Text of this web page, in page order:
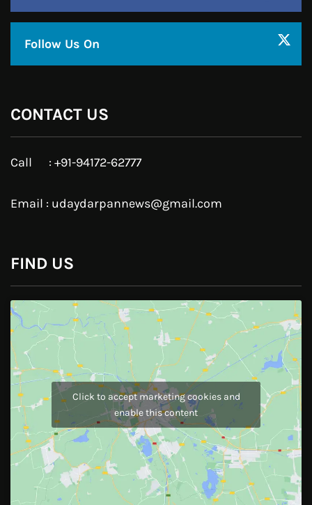
Follow Us On
CONTACT US
Call : +91-94172-62777
Email : udaydarpannews@gmail.com
FIND US
Click to accept marketing cookies and
enable this content